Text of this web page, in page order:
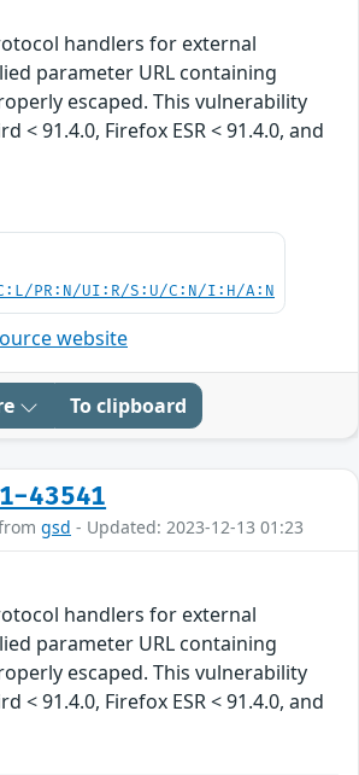
handlers for external
parameter URL containing
escaped. This vulnerability
< 91.4.0, Firefox ESR < 91.4.0, and
PR:N/UI:R/S:U/C:N/I:H/A:N
website
To clipboard
43541
gsd - Updated: 2023-12-13 01:23
handlers for external
parameter URL containing
escaped. This vulnerability
< 91.4.0, Firefox ESR < 91.4.0, and